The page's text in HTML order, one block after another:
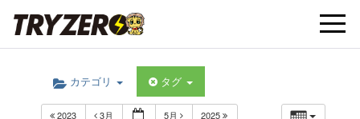
t
カテゴリ タグ
2023 3月 5月 2025